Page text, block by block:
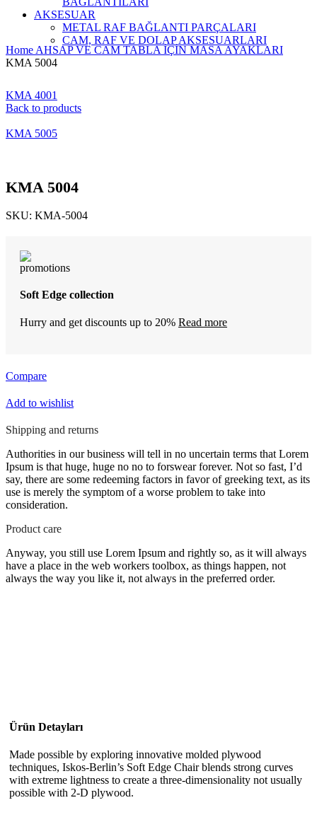
AKSESUAR
METAL RAF BAĞLANTI PARÇALARI
CAM, RAF VE DOLAP AKSESUARLARI
Home AHSAP VE CAM TABLA İÇİN MASA AYAKLARI
KMA 5004
KMA 4001
Back to products
KMA 5005
KMA 5004
SKU: KMA-5004
Soft Edge collection
Hurry and get discounts up to 20% Read more
Compare
Add to wishlist
Shipping and returns
Authorities in our business will tell in no uncertain terms that Lorem
Ipsum is that huge, huge no no to forswear forever. Not so fast, I’d
say, there are some redeeming factors in favor of greeking text, as its
use is merely the symptom of a worse problem to take into
consideration.
Product care
Anyway, you still use Lorem Ipsum and rightly so, as it will always
have a place in the web workers toolbox, as things happen, not
always the way you like it, not always in the preferred order.
Ürün Detayları
Made possible by exploring innovative molded plywood
techniques, Iskos-Berlin’s Soft Edge Chair blends strong curves
with extreme lightness to create a three-dimensionality not usually
possible with 2-D plywood.